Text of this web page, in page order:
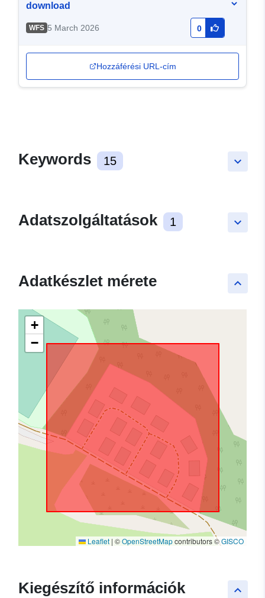
download
WFS 5 March 2026 0
Hozzáférési URL-cím
keyboard_arrow_down
Keywords 15
keyboard_arrow_down
Adatszolgáltatások 1
keyboard_arrow_up
Adatkészlet mérete
+
−
Leaflet | ©OpenStreetMapcontributors ©GISCO
keyboard_arrow_up
Kiegészítő információk